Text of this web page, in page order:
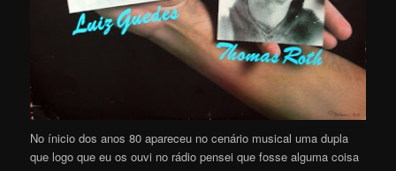
No ínicio dos anos 80 apareceu no cenário musical uma dupla
que logo que eu os ouvi no rádio pensei que fosse alguma coisa